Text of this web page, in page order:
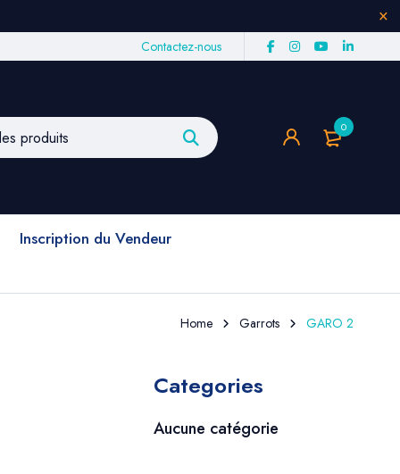
Contactez-nous
0
Inscription du Vendeur
Home Garrots GARO 2
Categories
Aucune catégorie